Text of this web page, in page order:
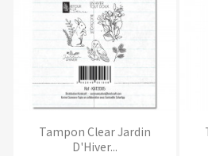
Tampon Clear Jardin
D'Hiver...